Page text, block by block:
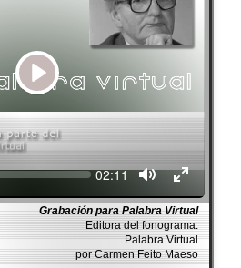
Play
Seek Current
02:11
Grabación para Palabra Virtual
Editora del fonograma:
Palabra Virtual
por Carmen Feito Maeso